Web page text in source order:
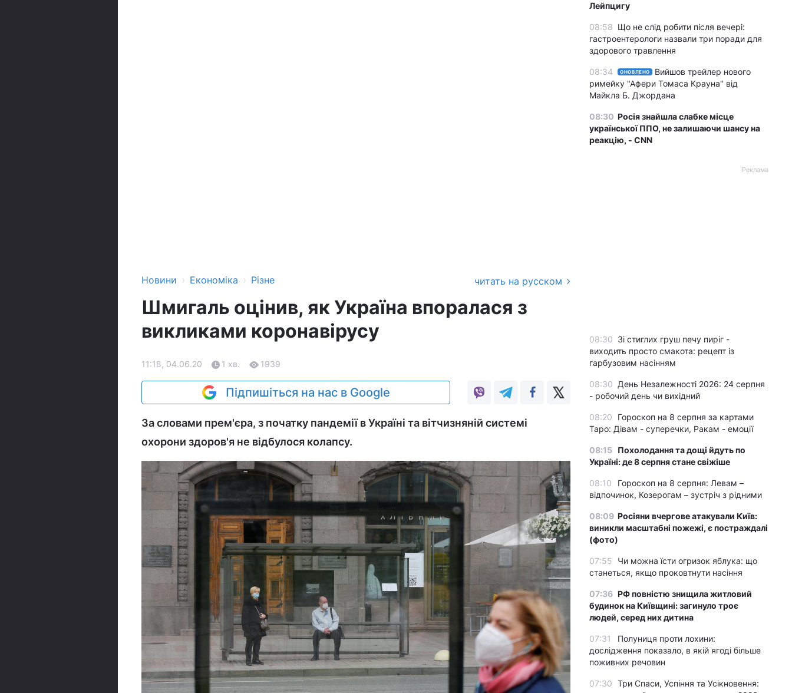
Новини › Економіка › Різне читать на русском
Шмигаль оцінив, як Україна впоралася з
викликами коронавірусу
11:18, 04.06.20 1 хв. 1939
Підпишіться на нас в Google
За словами прем'єра, з початку пандемії в Україні та вітчизняній системі
охорони здоров'я не відбулося колапсу.
Лейпцигу
08:58 Що не слід робити після вечері:
гастроентерологи назвали три поради для
здорового травлення
08:34 ОНОВЛЕНО
Вийшов трейлер нового
римейку "Афери Томаса Крауна" від
Майкла Б. Джордана
08:30 Росія знайшла слабке місце
української ППО, не залишаючи шансу на
реакцію, - CNN
Реклама
08:30 Зі стиглих груш печу пиріг -
виходить просто смакота: рецепт із
гарбузовим насінням
08:30 День Незалежності 2026: 24 серпня
- робочий день чи вихідний
08:20
Гороскоп на 8 серпня за картами
Таро: Дівам - суперечки, Ракам - емоції
08:15 Похолодання та дощі йдуть по
Україні: де 8 серпня стане свіжіше
08:10
Гороскоп на 8 серпня: Левам –
відпочинок, Козерогам – зустріч з рідними
08:09 Росіяни вчергове атакували Київ:
виникли масштабні пожежі, є постраждалі
(фото)
07:55
Чи можна їсти огризок яблука: що
станеться, якщо проковтнути насіння
07:36 РФ повністю знищила житловий
будинок на Київщині: загинуло троє
людей, серед них дитина
07:31
Полуниця проти лохини:
дослідження показало, в якій ягоді більше
поживних речовин
07:30 Три Спаси, Успіння та Усікновення: